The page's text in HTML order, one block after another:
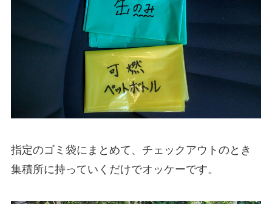
指定のゴミ袋にまとめて、チェックアウトのとき
集積所に持っていくだけでオッケーです。